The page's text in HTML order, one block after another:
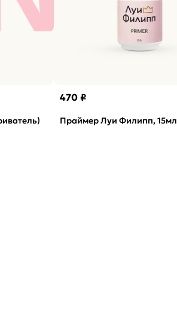
470 ₽
Праймер Луи Филипп, 15мл